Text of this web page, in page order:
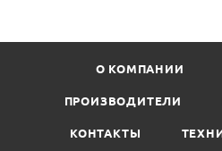
О КОМПАНИИ
ПРОИЗВОДИТЕЛИ
КОНТАКТЫ